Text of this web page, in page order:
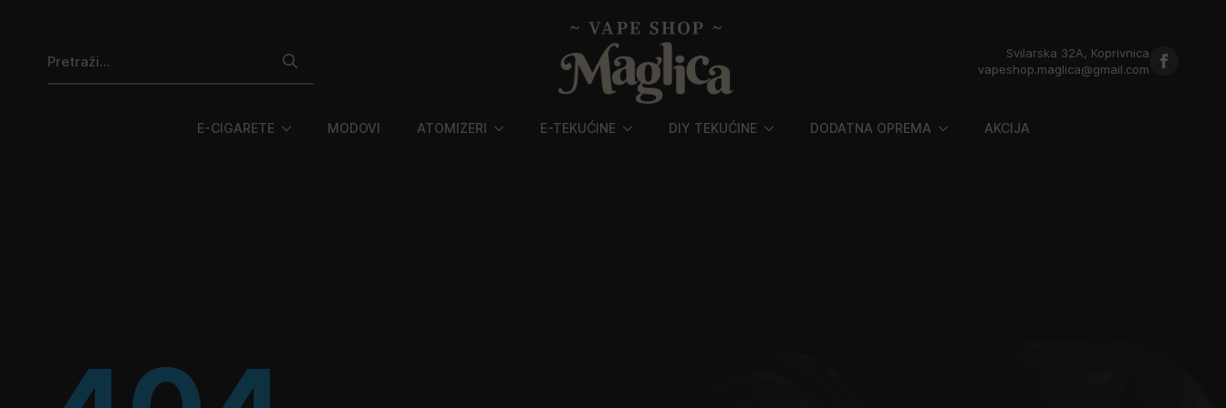
Svilarska 32A, Koprivnica
vapeshop.maglica@gmail.com
E-CIGARETE MODOVI ATOMIZERI E-TEKUĆINE DIY TEKUĆINE DODATNA OPREMA AKCIJA